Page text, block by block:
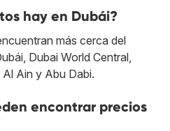
hay en Dubái?
más cerca del
Dubai World Central,
Ain y Abu Dabi.
encontrar precios